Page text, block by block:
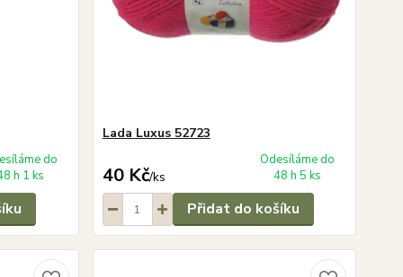
do
h 1 ks
Lada Luxus 52723
40 Kč/ks
Odesíláme do
48 h 5 ks
Přidat do košíku